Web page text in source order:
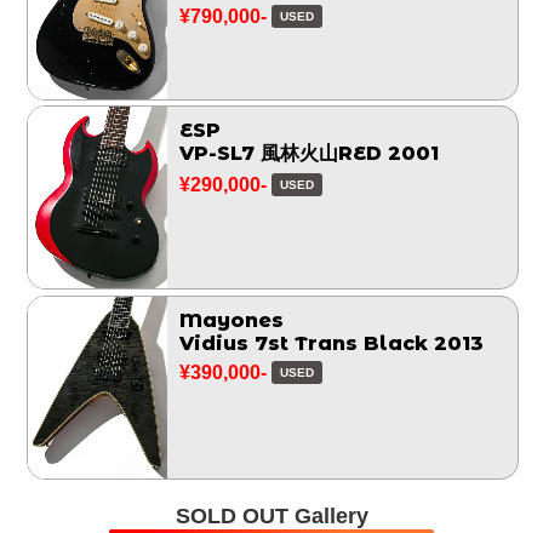
¥790,000- USED
ESP
VP-SL7 風林火山RED 2001
¥290,000- USED
Mayones
Vidius 7st Trans Black 2013
¥390,000- USED
SOLD OUT Gallery